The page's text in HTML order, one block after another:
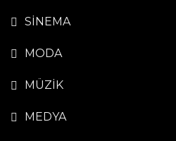
SİNEMA
MODA
MÜZİK
MEDYA